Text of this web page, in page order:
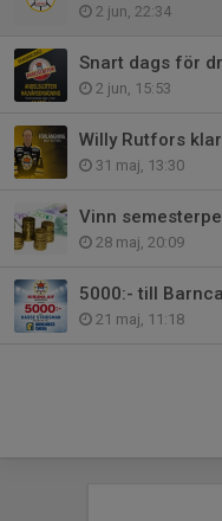
2 jun, 22:34
Snart dags för
2 jun, 15:53
Willy Rutfors
31 maj, 13:30
28 maj, 20:09
5000:- till
21 maj, 11:18